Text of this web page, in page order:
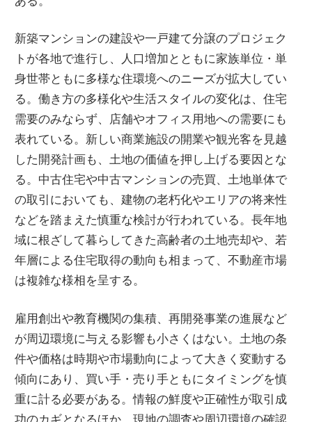
新築マンションの建設や一戸建て分譲のプロジェク
トが各地で進行し、人口増加とともに家族単位・単
身世帯ともに多様な住環境へのニーズが拡大してい
る。働き方の多様化や生活スタイルの変化は、住宅
需要のみならず、店舗やオフィス用地への需要にも
表れている。新しい商業施設の開業や観光客を見越
した開発計画も、土地の価値を押し上げる要因とな
る。中古住宅や中古マンションの売買、土地単体で
の取引においても、建物の老朽化やエリアの将来性
などを踏まえた慎重な検討が行われている。長年地
域に根ざして暮らしてきた高齢者の土地売却や、若
年層による住宅取得の動向も相まって、不動産市場
は複雑な様相を呈する。
雇用創出や教育機関の集積、再開発事業の進展など
が周辺環境に与える影響も小さくはない。土地の条
件や価格は時期や市場動向によって大きく変動する
傾向にあり、買い手・売り手ともにタイミングを慎
重に計る必要がある。情報の鮮度や正確性が取引成
功のカギとなるほか、現地の調査や周辺環境の確認